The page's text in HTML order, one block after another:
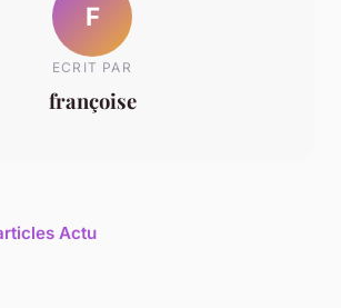
F
ECRIT PAR
françoise
Actu